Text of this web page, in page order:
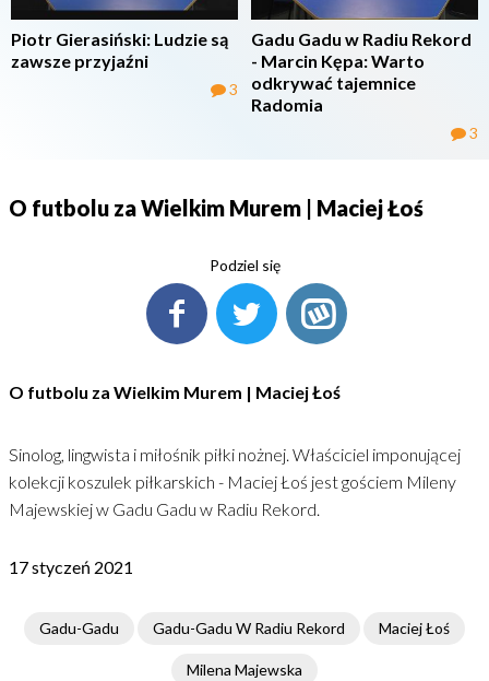
Piotr Gierasiński: Ludzie są
zawsze przyjaźni
3
Gadu Gadu w Radiu Rekord
- Marcin Kępa: Warto
odkrywać tajemnice
Radomia
3
O futbolu za Wielkim Murem | Maciej Łoś
Podziel się
O futbolu za Wielkim Murem | Maciej Łoś
Sinolog, lingwista i miłośnik piłki nożnej. Właściciel imponującej
kolekcji koszulek piłkarskich - Maciej Łoś jest gościem Mileny
Majewskiej w Gadu Gadu w Radiu Rekord.
17 styczeń 2021
Gadu-Gadu Gadu-Gadu W Radiu Rekord Maciej Łoś
Milena Majewska